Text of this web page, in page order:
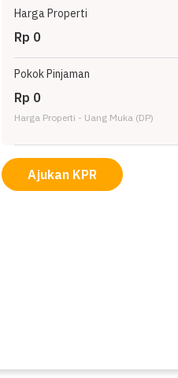
Harga Properti
Rp 0
Pokok Pinjaman
Rp 0
Harga Properti - Uang Muka (DP)
Ajukan KPR